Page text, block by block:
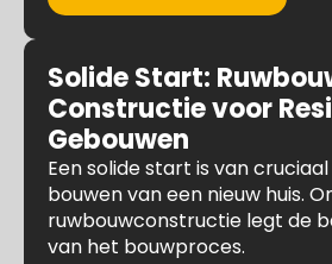
Solide Start:
Constructie voor
Gebouwen
Een solide start is van
bouwen van een nieuw huis.
ruwbouwconstructie legt de
van het bouwproces.